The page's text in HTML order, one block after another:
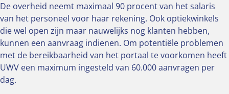
De overheid neemt maximaal 90 procent van het salaris
van het personeel voor haar rekening. Ook optiekwinkels
die wel open zijn maar nauwelijks nog klanten hebben,
kunnen een aanvraag indienen. Om potentiële problemen
met de bereikbaarheid van het portaal te voorkomen heeft
UWV een maximum ingesteld van 60.000 aanvragen per
dag.